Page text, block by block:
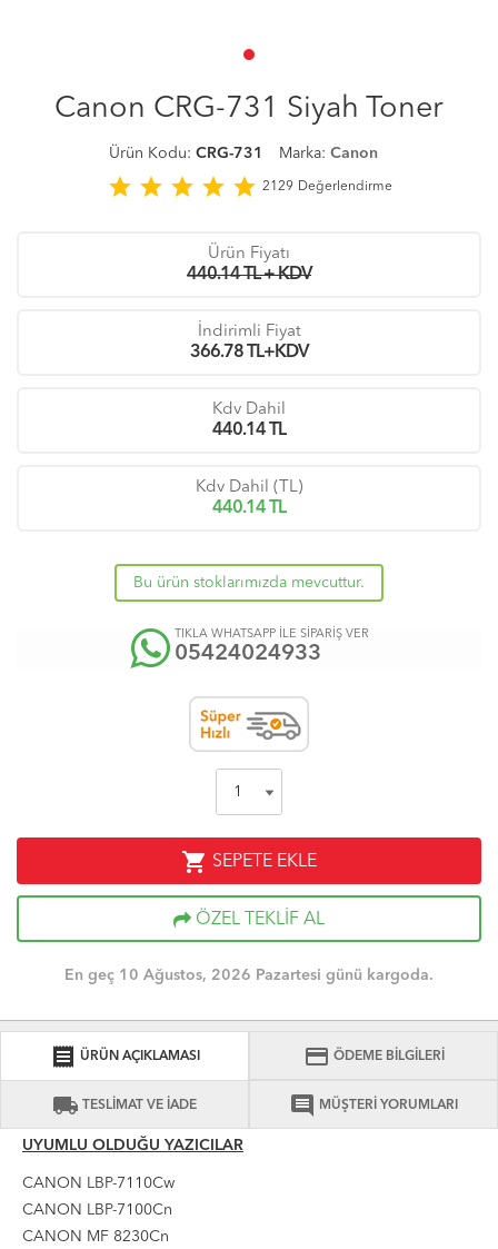
Canon CRG-731 Siyah Toner
Ürün Kodu: CRG-731 Marka: Canon
star star star star star 2129 Değerlendirme
Ürün Fiyatı
440.14 TL + KDV
İndirimli Fiyat
366.78 TL+KDV
Kdv Dahil
440.14 TL
Kdv Dahil (TL)
440.14 TL
Bu ürün stoklarımızda mevcuttur.
TIKLA WHATSAPP İLE SİPARİŞ VER
05424024933
shopping_cart SEPETE EKLE
ÖZEL TEKLİF AL
En geç 10 Ağustos, 2026 Pazartesi günü kargoda.
receipt ÜRÜN AÇIKLAMASI credit_card ÖDEME BİLGİLERİ
local_shipping TESLİMAT VE İADE comment MÜŞTERİ YORUMLARI
UYUMLU OLDUĞU YAZICILAR
CANON LBP-7110Cw
CANON LBP-7100Cn
CANON MF 8230Cn